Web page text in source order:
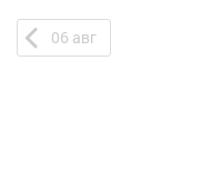
06 авг